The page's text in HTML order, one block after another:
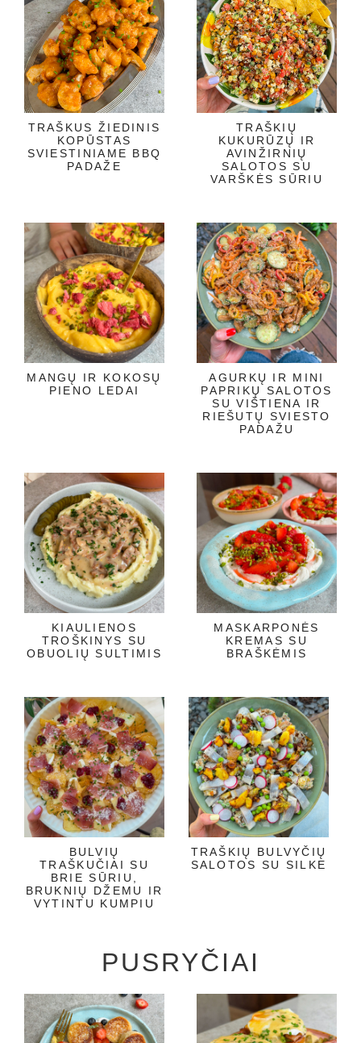
TRAŠKUS ŽIEDINIS
KOPŪSTAS
SVIESTINIAME BBQ
PADAŽE
TRAŠKIŲ
KUKURŪZŲ IR
AVINŽIRNIŲ
SALOTOS SU
VARŠKĖS SŪRIU
MANGŲ IR KOKOSŲ
PIENO LEDAI
AGURKŲ IR MINI
PAPRIKŲ SALOTOS
SU VIŠTIENA IR
RIEŠUTŲ SVIESTO
PADAŽU
KIAULIENOS
TROŠKINYS SU
OBUOLIŲ SULTIMIS
MASKARPONĖS
KREMAS SU
BRAŠKĖMIS
BULVIŲ
TRAŠKUČIAI SU
BRIE SŪRIU,
BRUKNIŲ DŽEMU IR
VYTINTU KUMPIU
TRAŠKIŲ BULVYČIŲ
SALOTOS SU SILKE
PUSRYČIAI